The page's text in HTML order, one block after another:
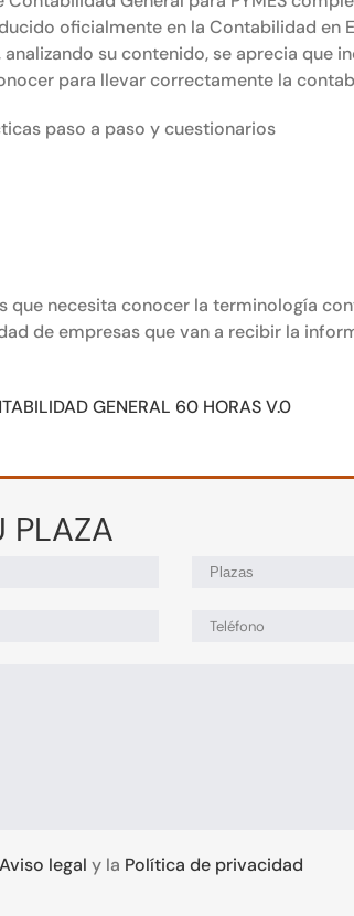
oficialmente en la Contabilidad en
su contenido, se aprecia que
para llevar correctamente la
paso a paso y cuestionarios
que necesita conocer la terminología
de empresas que van a recibir la
GENERAL 60 HORAS V.0
PLAZA
Aviso legal y la Política de privacidad